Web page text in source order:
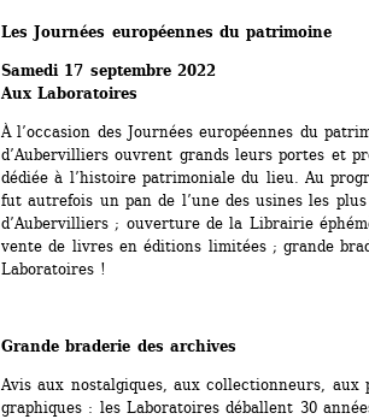
Les Journées européennes du patrimoine
Samedi 17 septembre 2022
Aux Laboratoires
À l’occasion des Journées européennes du
d’Aubervilliers ouvrent grands leurs portes et
dédiée à l’histoire patrimoniale du lieu. Au
fut autrefois un pan de l’une des usines les plus
d’Aubervilliers ; ouverture de la Librairie
vente de livres en éditions limitées ; grande
Laboratoires !
Grande braderie des archives
Avis aux nostalgiques, aux collectionneurs, aux
graphiques : les Laboratoires déballent 30